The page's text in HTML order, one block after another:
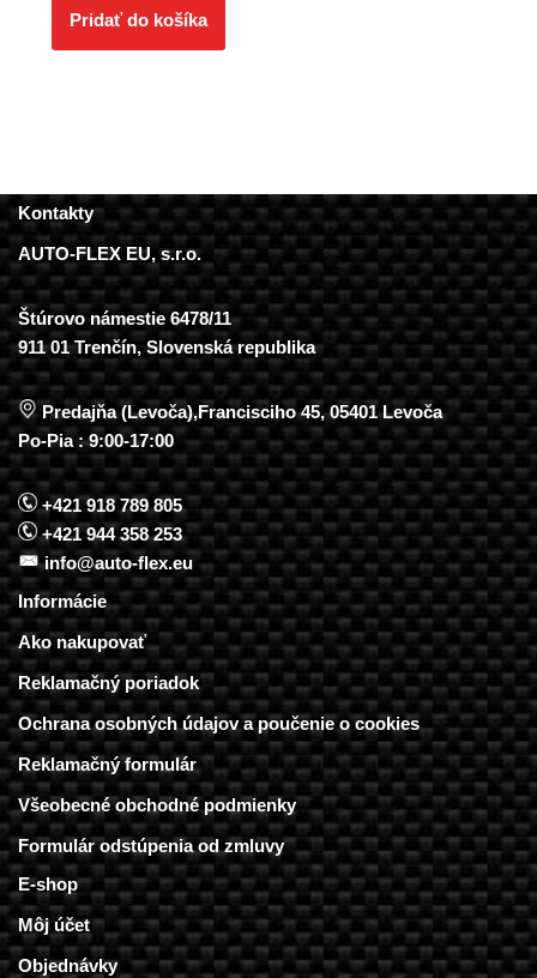
Pridať do košíka
Kontakty
AUTO-FLEX EU, s.r.o.
Štúrovo námestie 6478/11
911 01 Trenčín, Slovenská republika
Predajňa (Levoča),Francisciho 45, 05401 Levoča
Po-Pia : 9:00-17:00
+421 918 789 805
+421 944 358 253
info@auto-flex.eu
Informácie
Ako nakupovať
Reklamačný poriadok
Ochrana osobných údajov a poučenie o cookies
Reklamačný formulár
Všeobecné obchodné podmienky
Formulár odstúpenia od zmluvy
E-shop
Môj účet
Objednávky